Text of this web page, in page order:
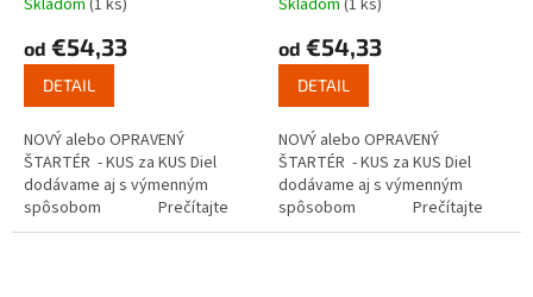
Skladom (1 ks)
od €54,33
DETAIL
NOVÝ alebo OPRAVENÝ
ŠTARTÉR - KUS za KUS Diel
dodávame aj s výmenným
spôsobom Prečítajte
si ako funguje...
Skladom (1 ks)
od €54,33
DETAIL
NOVÝ alebo OPRAVENÝ
ŠTARTÉR - KUS za KUS Diel
dodávame aj s výmenným
spôsobom Prečítajte
si ako funguje...